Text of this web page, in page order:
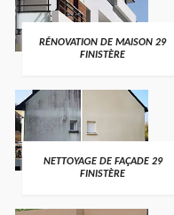
RÉNOVATION DE MAISON 29
FINISTÈRE
NETTOYAGE DE FAÇADE 29
FINISTÈRE